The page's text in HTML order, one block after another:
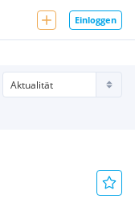
Einloggen